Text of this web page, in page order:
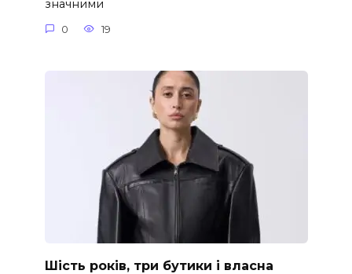
значними
0 19
Шість років, три бутики і власна